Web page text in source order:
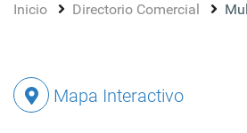
Inicio Directorio Comercial
Mapa Interactivo